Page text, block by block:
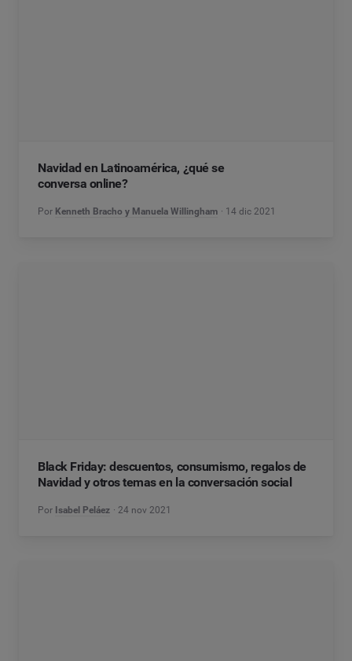
Navidad en Latinoamérica, ¿qué se
conversa online?
Por Kenneth Bracho y Manuela Willingham 14 dic 2021
Black Friday: descuentos, consumismo, regalos de
Navidad y otros temas en la conversación social
Por Isabel Peláez 24 nov 2021